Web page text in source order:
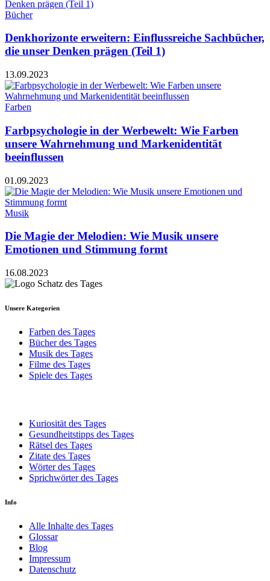
Bücher
Denkhorizonte erweitern: Einflussreiche Sachbücher,
die unser Denken prägen (Teil 1)
13.09.2023
Farben
Farbpsychologie in der Werbewelt: Wie Farben
unsere Wahrnehmung und Markenidentität
beeinflussen
01.09.2023
Musik
Die Magie der Melodien: Wie Musik unsere
Emotionen und Stimmung formt
16.08.2023
Unsere Kategorien
Farben des Tages
Bücher des Tages
Musik des Tages
Filme des Tages
Spiele des Tages
Kuriosität des Tages
Gesundheitstipps des Tages
Rätsel des Tages
Zitate des Tages
Wörter des Tages
Sprichwörter des Tages
Info
Alle Inhalte des Tages
Glossar
Blog
Impressum
Datenschutz